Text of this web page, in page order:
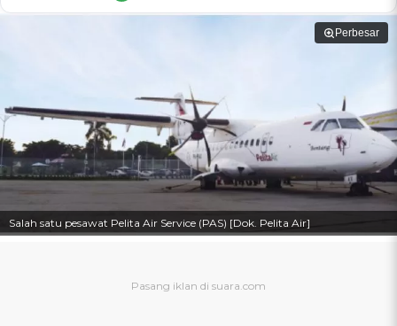
Perbesar
Salah satu pesawat Pelita Air Service (PAS) [Dok. Pelita Air]